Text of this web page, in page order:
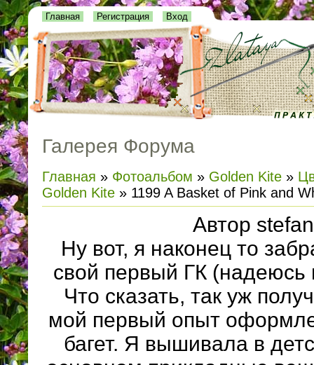
Главная Регистрация Вход
Галерея Форума
Главная » Фотоальбом » Golden Kite »
Golden Kite » 1199 A Basket of Pink and
Автор
Ну вот, я наконец то
свой первый ГК (надеюсь
Что сказать, так уж
мой первый опыт
багет. Я вышивала в